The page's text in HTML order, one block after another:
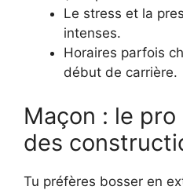
Le stress et la
intenses.
Horaires parfois
début de carrière.
Maçon : le
des
Tu préfères bosser en